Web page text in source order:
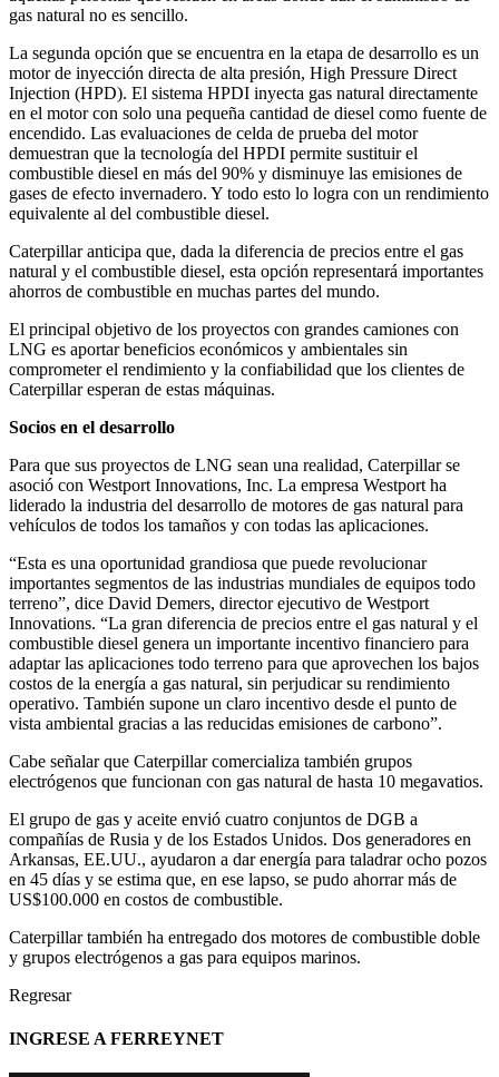
gas natural no es sencillo.
La segunda opción que se encuentra en la etapa de desarrollo es un
motor de inyección directa de alta presión, High Pressure Direct
Injection (HPD). El sistema HPDI inyecta gas natural directamente
en el motor con solo una pequeña cantidad de diesel como fuente de
encendido. Las evaluaciones de celda de prueba del motor
demuestran que la tecnología del HPDI permite sustituir el
combustible diesel en más del 90% y disminuye las emisiones de
gases de efecto invernadero. Y todo esto lo logra con un rendimiento
equivalente al del combustible diesel.
Caterpillar anticipa que, dada la diferencia de precios entre el gas
natural y el combustible diesel, esta opción representará importantes
ahorros de combustible en muchas partes del mundo.
El principal objetivo de los proyectos con grandes camiones con
LNG es aportar beneficios económicos y ambientales sin
comprometer el rendimiento y la confiabilidad que los clientes de
Caterpillar esperan de estas máquinas.
Socios en el desarrollo
Para que sus proyectos de LNG sean una realidad, Caterpillar se
asoció con Westport Innovations, Inc. La empresa Westport ha
liderado la industria del desarrollo de motores de gas natural para
vehículos de todos los tamaños y con todas las aplicaciones.
“Esta es una oportunidad grandiosa que puede revolucionar
importantes segmentos de las industrias mundiales de equipos todo
terreno”, dice David Demers, director ejecutivo de Westport
Innovations. “La gran diferencia de precios entre el gas natural y el
combustible diesel genera un importante incentivo financiero para
adaptar las aplicaciones todo terreno para que aprovechen los bajos
costos de la energía a gas natural, sin perjudicar su rendimiento
operativo. También supone un claro incentivo desde el punto de
vista ambiental gracias a las reducidas emisiones de carbono”.
Cabe señalar que Caterpillar comercializa también grupos
electrógenos que funcionan con gas natural de hasta 10 megavatios.
El grupo de gas y aceite envió cuatro conjuntos de DGB a
compañías de Rusia y de los Estados Unidos. Dos generadores en
Arkansas, EE.UU., ayudaron a dar energía para taladrar ocho pozos
en 45 días y se estima que, en ese lapso, se pudo ahorrar más de
US$100.000 en costos de combustible.
Caterpillar también ha entregado dos motores de combustible doble
y grupos electrógenos a gas para equipos marinos.
Regresar
INGRESE A FERREYNET